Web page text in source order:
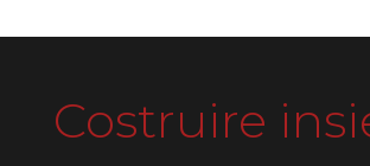
Costruire